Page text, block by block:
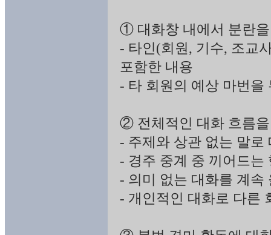
① 대화창 내에서 분란
- 타인(회원, 기수, 조교
포함한 내용
- 타 회원의 예상 마번을
② 전체적인 대화 흐름
- 주제와 상관 없는 말로
- 경주 중계 중 끼어드는
- 의미 없는 대화를 계속
- 개인적인 대화로 다른